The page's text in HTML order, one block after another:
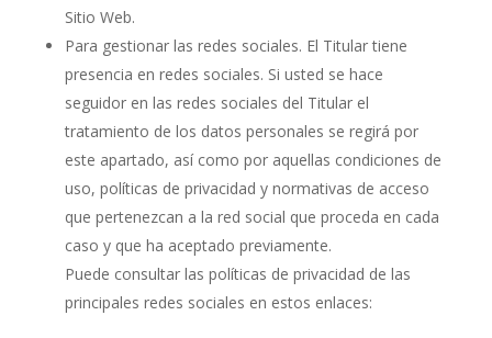
Sitio Web.
Para gestionar las redes sociales. El Titular tiene
presencia en redes sociales. Si usted se hace
seguidor en las redes sociales del Titular el
tratamiento de los datos personales se regirá por
este apartado, así como por aquellas condiciones de
uso, políticas de privacidad y normativas de acceso
que pertenezcan a la red social que proceda en cada
caso y que ha aceptado previamente.
Puede consultar las políticas de privacidad de las
principales redes sociales en estos enlaces: